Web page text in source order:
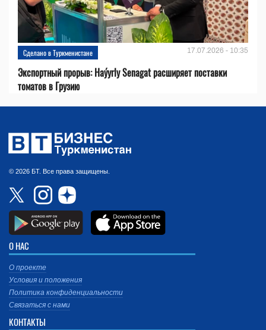
Сделано в Туркменистане 17.07.2026 - 10:35
Экспортный прорыв: Haýyrly Senagat расширяет поставки
томатов в Грузию
© 2026 БТ. Все права защищены.
О НАС
О проекте
Условия и положения
Политика конфиденциальности
Связаться с нами
КОНТАКТЫ